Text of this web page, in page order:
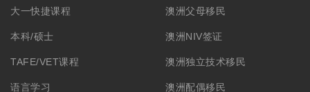
大一快捷课程
本科/硕士
TAFE/VET课程
语言学习
澳洲父母移民
澳洲NIV签证
澳洲独立技术移民
澳洲配偶移民